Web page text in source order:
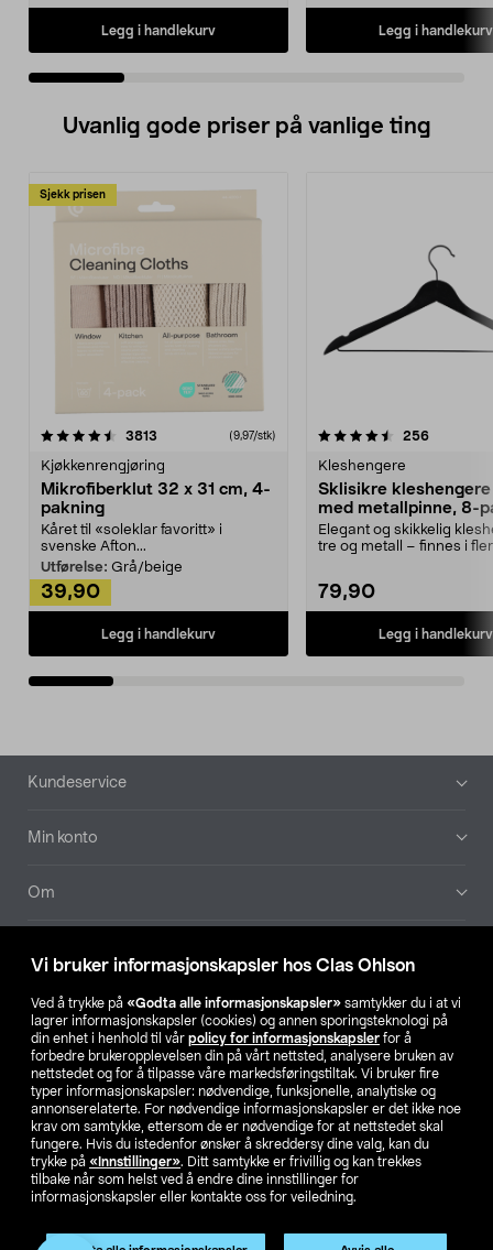
Vi bruker informasjonskapsler hos Clas Ohlson
Ved å trykke på «Godta alle informasjonskapsler» samtykker du i at vi
lagrer informasjonskapsler (cookies) og annen sporingsteknologi på
din enhet i henhold til vår policy for informasjonskapsler for å
forbedre brukeropplevelsen din på vårt nettsted, analysere bruken av
nettstedet og for å tilpasse våre markedsføringstiltak. Vi bruker fire
typer informasjonskapsler: nødvendige, funksjonelle, analytiske og
annonserelaterte. For nødvendige informasjonskapsler er det ikke noe
krav om samtykke, ettersom de er nødvendige for at nettstedet skal
fungere. Hvis du istedenfor ønsker å skreddersy dine valg, kan du
trykke på «Innstillinger». Ditt samtykke er frivillig og kan trekkes
tilbake når som helst ved å endre dine innstillinger for
informasjonskapsler eller kontakte oss for veiledning.
Legg i handlekurv Legg i handlekurv
Uvanlig gode priser på vanlige ting
Sjekk prisen
3813 anmeldelser(9,97/stk)
Kjøkkenrengjøring
Mikrofiberklut 32 x 31 cm, 4-
pakning
Kåret til «soleklar favoritt» i
svenske Afton...
Utførelse: Grå/beige
39,90
Legg i handlekurv
4.5av 5 stjerner 256
Kleshengere
Sklisikre
med metallpinne, 8-
Elegant og skikkelig
tre og metall – finnes i
79,90
Legg i handlekurv
4.5av 5 stjerner
Bunntekst
Kundeservice
Min konto
Om
Våre selskaper
Finn din butikk
SE NO FI